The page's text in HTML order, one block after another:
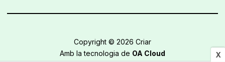
X
Copyright © 2026 Criar
Amb la tecnologia de OA Cloud